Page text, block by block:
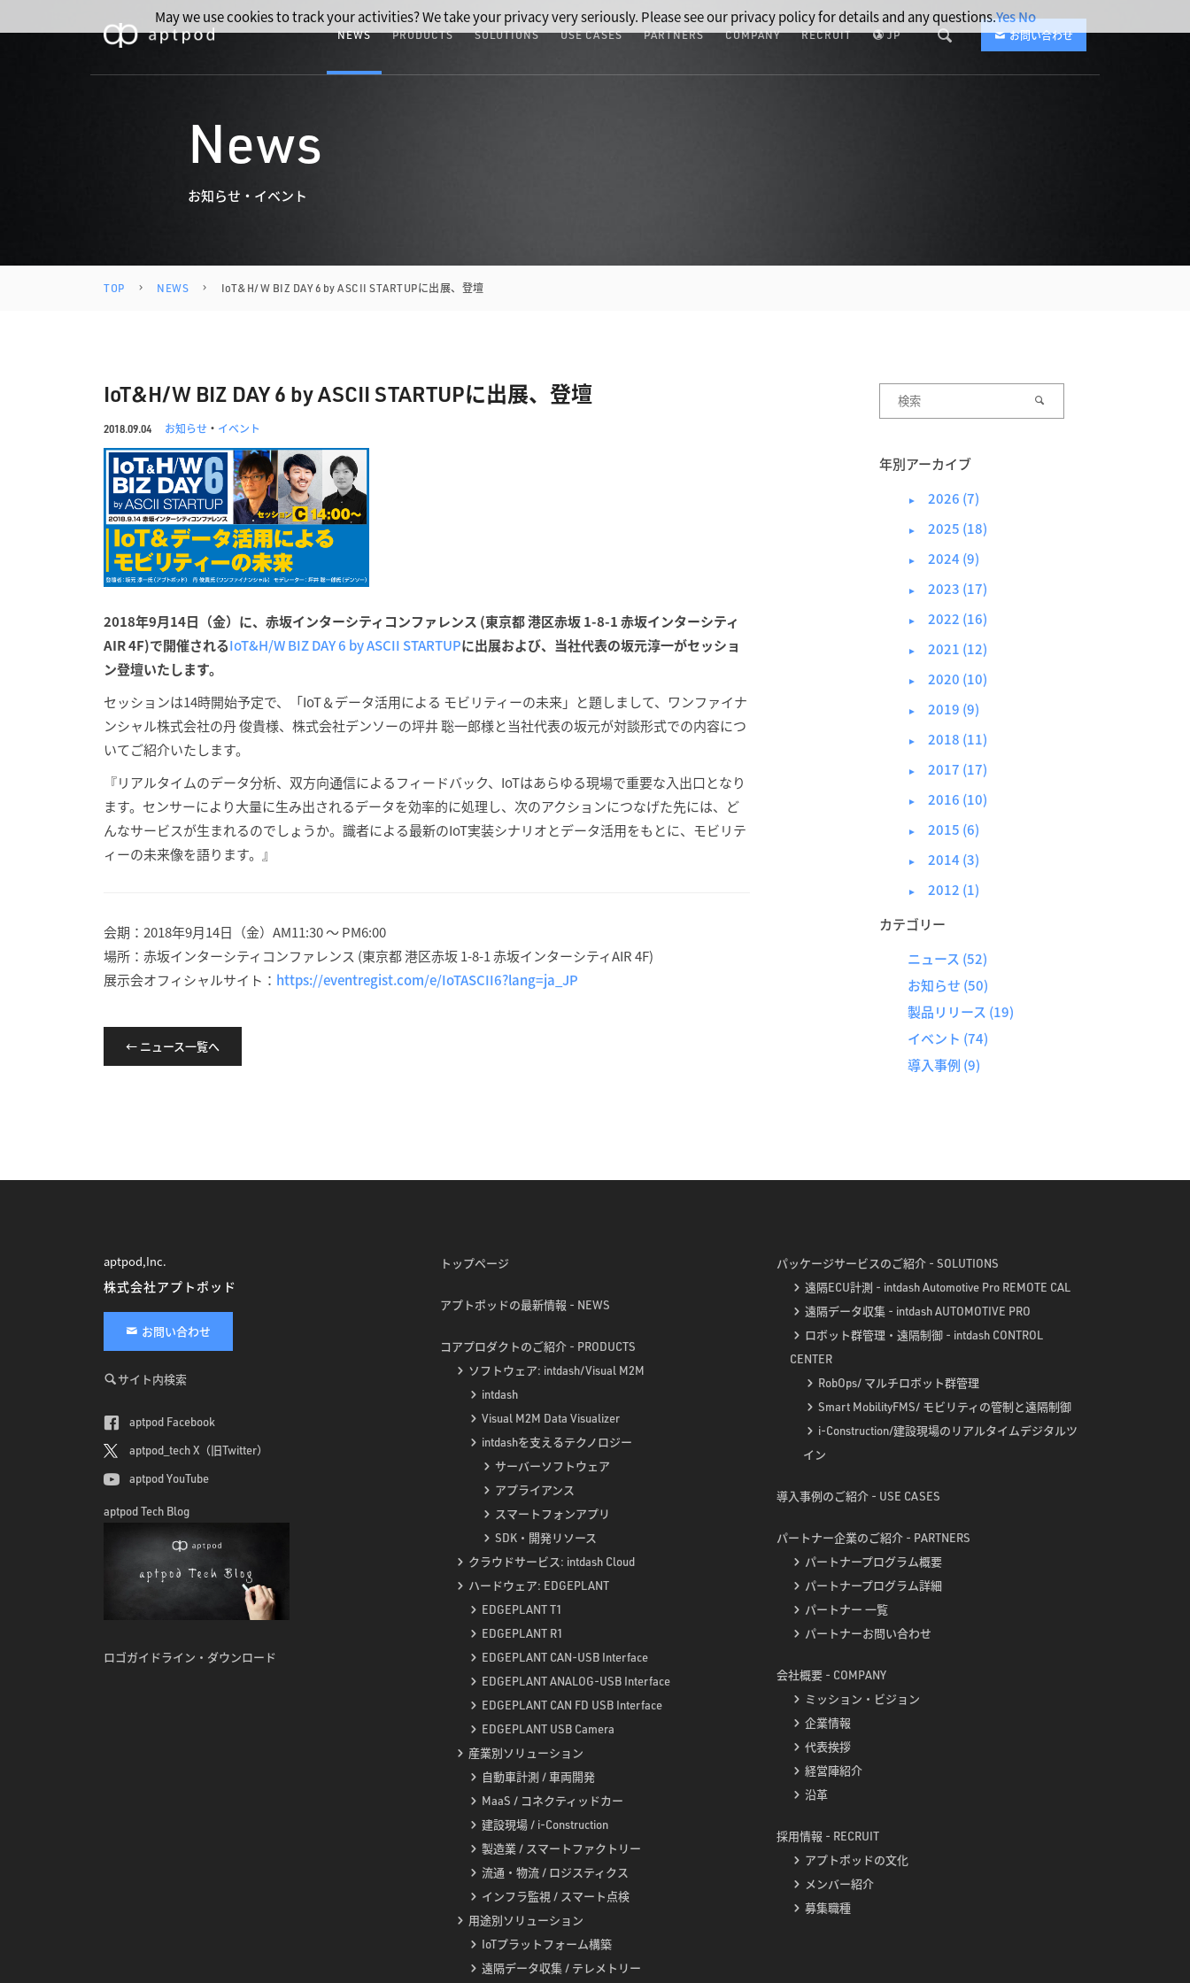
お問い合わせ
NEWS PRODUCTS SOLUTIONS USE CASES PARTNERS COMPANY RECRUIT JP
News
お知らせ・イベント
TOP NEWS IoT&H/W BIZ DAY 6 by ASCII STARTUPに出展、登壇
IoT&H/W BIZ DAY 6 by ASCII STARTUPに出展、登壇
2018.09.04 お知らせ ・ イベント
2018年9月14日（金）に、赤坂インターシティコンファレンス (東京都 港区赤坂 1-8-1 赤坂インターシティ
AIR 4F)で開催されるIoT&H/W BIZ DAY 6 by ASCII STARTUPに出展および、当社代表の坂元淳一がセッショ
ン登壇いたします。
セッションは14時開始予定で、「IoT＆データ活用による モビリティーの未来」と題しまして、ワンファイナ
ンシャル株式会社の丹 俊貴様、株式会社デンソーの坪井 聡一郎様と当社代表の坂元が対談形式での内容につ
いてご紹介いたします。
『リアルタイムのデータ分析、双方向通信によるフィードバック、IoTはあらゆる現場で重要な入出口となり
ます。センサーにより大量に生み出されるデータを効率的に処理し、次のアクションにつなげた先には、ど
んなサービスが生まれるのでしょうか。識者による最新のIoT実装シナリオとデータ活用をもとに、モビリテ
ィーの未来像を語ります。』
会期：2018年9月14日（金）AM11:30 ～ PM6:00
場所：赤坂インターシティコンファレンス (東京都 港区赤坂 1-8-1 赤坂インターシティAIR 4F)
展示会オフィシャルサイト： https://eventregist.com/e/IoTASCII6?lang=ja_JP
← ニュース一覧へ
年別アーカイブ
► 2026 (7)
► 2025 (18)
► 2024 (9)
► 2023 (17)
► 2022 (16)
► 2021 (12)
► 2020 (10)
► 2019 (9)
► 2018 (11)
► 2017 (17)
► 2016 (10)
► 2015 (6)
► 2014 (3)
► 2012 (1)
カテゴリー
ニュース (52)
お知らせ (50)
製品リリース (19)
イベント (74)
導入事例 (9)
aptpod,Inc.
株式会社アプトポッド
お問い合わせ
サイト内検索
aptpod Facebook
aptpod_tech X（旧Twitter）
aptpod YouTube
aptpod Tech Blog
ロゴガイドライン・ダウンロード
トップページ
アプトポッドの最新情報 - NEWS
コアプロダクトのご紹介 - PRODUCTS
ソフトウェア: intdash/Visual M2M
intdash
Visual M2M Data Visualizer
intdashを支えるテクノロジー
サーバーソフトウェア
アプライアンス
スマートフォンアプリ
SDK・開発リソース
クラウドサービス: intdash Cloud
ハードウェア: EDGEPLANT
EDGEPLANT T1
EDGEPLANT R1
EDGEPLANT CAN-USB Interface
EDGEPLANT ANALOG-USB Interface
EDGEPLANT CAN FD USB Interface
EDGEPLANT USB Camera
産業別ソリューション
自動車計測 / 車両開発
MaaS / コネクティッドカー
建設現場 / i-Construction
製造業 / スマートファクトリー
流通・物流 / ロジスティクス
インフラ監視 / スマート点検
用途別ソリューション
IoTプラットフォーム構築
遠隔データ収集 / テレメトリー
パッケージサービスのご紹介 - SOLUTIONS
遠隔ECU計測 - intdash Automotive Pro REMOTE CAL
遠隔データ収集 - intdash AUTOMOTIVE PRO
ロボット群管理・遠隔制御 - intdash CONTROL
CENTER
RobOps/ マルチロボット群管理
Smart MobilityFMS/ モビリティの管制と遠隔制御
i-Construction/建設現場のリアルタイムデジタルツ
イン
導入事例のご紹介 - USE CASES
パートナー企業のご紹介 - PARTNERS
パートナープログラム概要
パートナープログラム詳細
パートナー 一覧
パートナーお問い合わせ
会社概要 - COMPANY
ミッション・ビジョン
企業情報
代表挨拶
経営陣紹介
沿革
採用情報 - RECRUIT
アプトポッドの文化
メンバー紹介
募集職種
May we use cookies to track your activities? We take your privacy very seriously. Please see our privacy policy for details and any questions.YesNo